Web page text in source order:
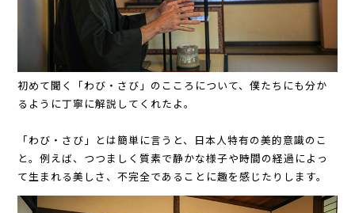
初めて聞く「わび・さび」のこころについて、僕たちにも分か
るように丁寧に解説してくれたよ。
「わび・さび」とは簡単に言うと、日本人特有の美的意識のこ
と。例えば、つつましく質素で静かな様子や時間の経過によっ
て生まれる美しさ、不完全であることに趣を感じたりします。